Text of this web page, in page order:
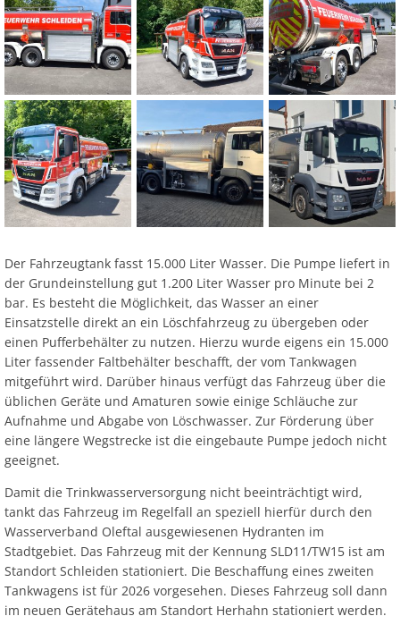
Der Fahrzeugtank fasst 15.000 Liter Wasser. Die Pumpe liefert in
der Grundeinstellung gut 1.200 Liter Wasser pro Minute bei 2
bar. Es besteht die Möglichkeit, das Wasser an einer
Einsatzstelle direkt an ein Löschfahrzeug zu übergeben oder
einen Pufferbehälter zu nutzen. Hierzu wurde eigens ein 15.000
Liter fassender Faltbehälter beschafft, der vom Tankwagen
mitgeführt wird. Darüber hinaus verfügt das Fahrzeug über die
üblichen Geräte und Amaturen sowie einige Schläuche zur
Aufnahme und Abgabe von Löschwasser. Zur Förderung über
eine längere Wegstrecke ist die eingebaute Pumpe jedoch nicht
geeignet.
Damit die Trinkwasserversorgung nicht beeinträchtigt wird,
tankt das Fahrzeug im Regelfall an speziell hierfür durch den
Wasserverband Oleftal ausgewiesenen Hydranten im
Stadtgebiet. Das Fahrzeug mit der Kennung SLD11/TW15 ist am
Standort Schleiden stationiert. Die Beschaffung eines zweiten
Tankwagens ist für 2026 vorgesehen. Dieses Fahrzeug soll dann
im neuen Gerätehaus am Standort Herhahn stationiert werden.